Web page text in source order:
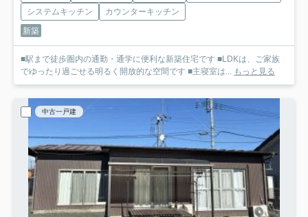
システムキッチン
カウンターキッチン
新築
■駅まで徒歩圏内の通勤・通学に便利な新築住宅です ■LDKは、ご家族
でゆったり過ごせる明るく開放的な空間です ■主寝室は... もっと見る
中古一戸建